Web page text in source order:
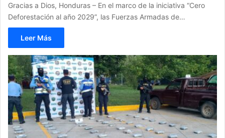
Gracias a Dios, Honduras – En el marco de la iniciativa “Cero
Deforestación al año 2029”, las Fuerzas Armadas de…
Leer Más